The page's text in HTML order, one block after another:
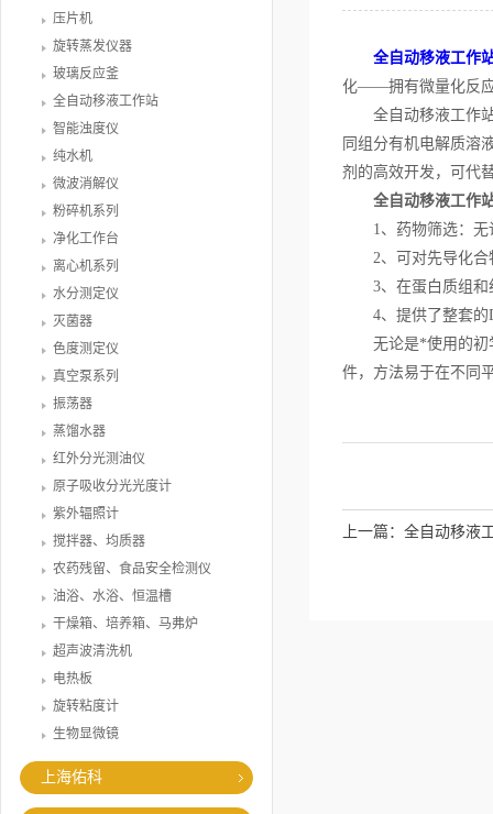
压片机
旋转蒸发仪器
玻璃反应釜
全自动移液工作站
智能浊度仪
纯水机
微波消解仪
粉碎机系列
净化工作台
离心机系列
水分测定仪
灭菌器
色度测定仪
真空泵系列
振荡器
蒸馏水器
红外分光测油仪
原子吸收分光光度计
紫外辐照计
搅拌器、均质器
农药残留、食品安全检测仪
油浴、水浴、恒温槽
干燥箱、培养箱、马弗炉
超声波清洗机
电热板
旋转粘度计
生物显微镜
上海佑科
全自动移液工作
化——拥有微量化反应
全自动移液工作站
同组分有机电解质溶
剂的高效开发，可代
全自动移液工作
1、药物筛选：无论
2、可对先导化合物
3、在蛋白质组和细
4、提供了整套的
无论是*使用的初学
件，方法易于在不同
上一篇： 全自动移液